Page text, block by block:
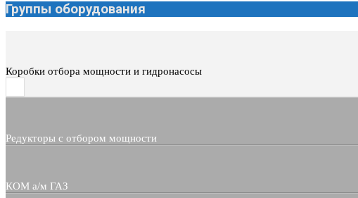
Группы оборудования
Коробки отбора мощности и гидронасосы
Редукторы с отбором мощности
КОМ а/м ГАЗ